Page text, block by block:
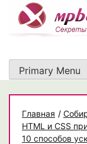
content
Primary Menu
Главная /
HTML и CSS
10 способов